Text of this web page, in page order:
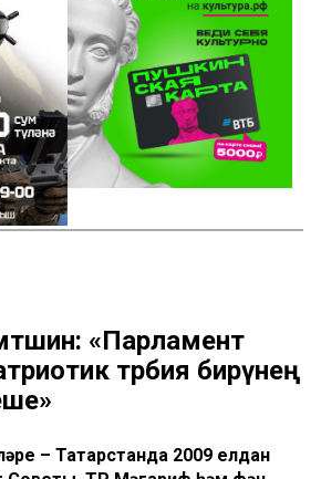
«Парламент
тәрбия бирүнең
– Татарстанда 2009 елдан